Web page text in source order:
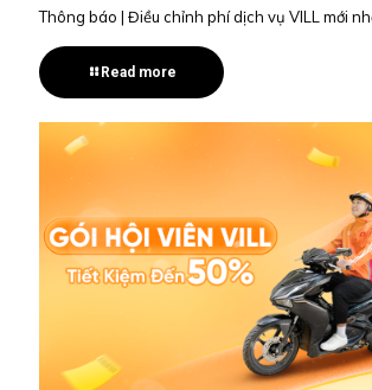
Thông báo | Điều chỉnh phí dịch vụ VILL mới
Read more